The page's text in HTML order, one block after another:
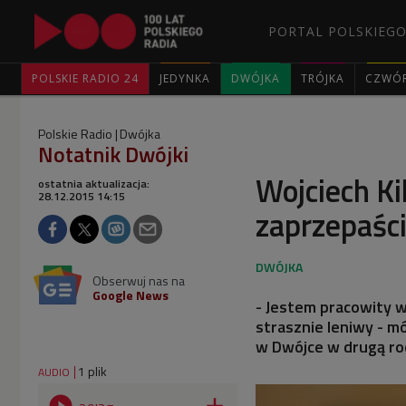
PORTAL
POLSKIE RADIO 24 JEDYNKA DWÓJKA TRÓJKA
Polskie Radio Dwójka
Notatnik Dwójki
Wojciech
ostatnia aktualizacja:
28.12.2015 14:15
Obserwuj nas na
Google News
- Jestem pracowity
strasznie leniwy -
w Dwójce w drugą
AUDIO 1 plik